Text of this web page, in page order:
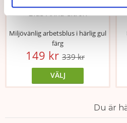
★★★★★
Miljövänlig arbetsblus i härlig gul
färg
149 kr 339 kr
VÄLJ
Du är